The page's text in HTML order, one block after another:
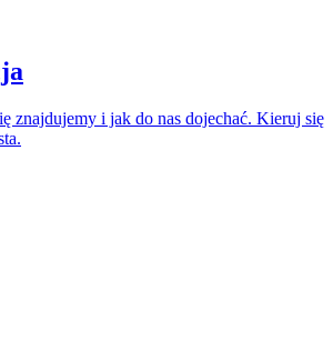
znajdujemy i jak do nas dojechać. Kieruj się